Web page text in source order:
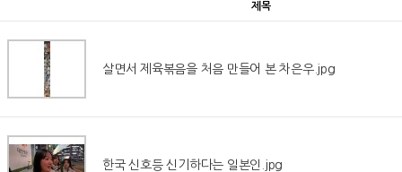
제목
살면서 제육볶음을 처음 만들어 본 차은우.jpg
한국 신호등 신기하다는 일본인.jpg